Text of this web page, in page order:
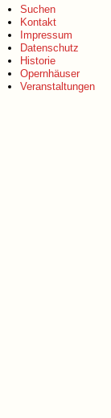
Suchen
Kontakt
Impressum
Datenschutz
Historie
Opernhäuser
Veranstaltungen